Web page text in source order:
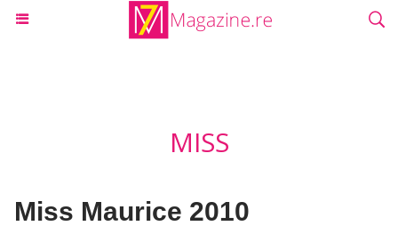
MISS
Miss Maurice 2010